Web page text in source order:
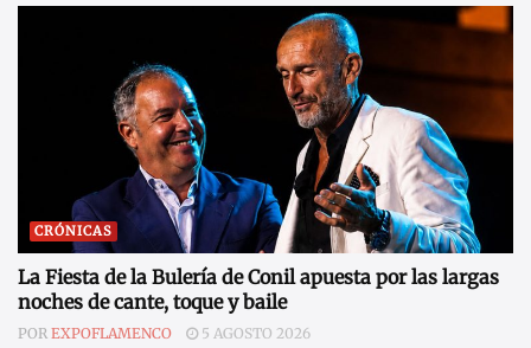
CRÓNICAS
La Fiesta de la Bulería de Conil apuesta por las largas
noches de cante, toque y baile
POR EXPOFLAMENCO 5 AGOSTO 2026